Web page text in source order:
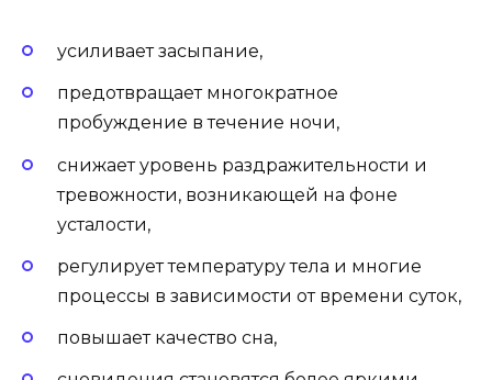
усиливает засыпание,
предотвращает многократное
пробуждение в течение ночи,
снижает уровень раздражительности и
тревожности, возникающей на фоне
усталости,
регулирует температуру тела и многие
процессы в зависимости от времени суток,
повышает качество сна,